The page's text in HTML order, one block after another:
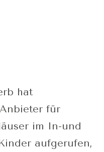
hat
für
im In-und
aufgerufen,